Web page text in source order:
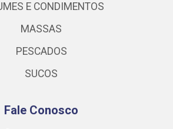
E CONDIMENTOS
MASSAS
PESCADOS
SUCOS
Fale Conosco